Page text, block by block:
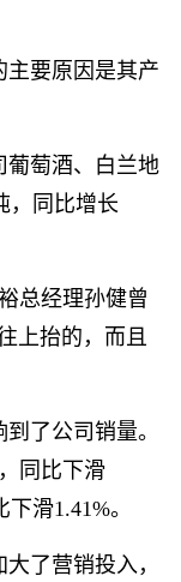
主要原因是其产
葡萄酒、白兰地
，同比增长
总经理孙健曾
上抬的，而且
了公司销量。
同比下滑
滑1.41%。
了营销投入，